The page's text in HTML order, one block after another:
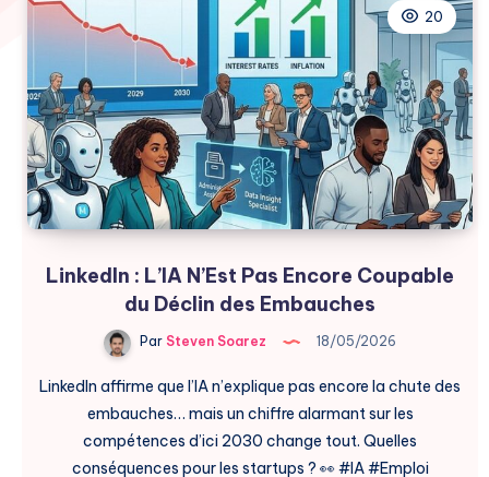
20
LinkedIn : L’IA N’Est Pas Encore Coupable
du Déclin des Embauches
Par Steven Soarez 18/05/2026
LinkedIn affirme que l’IA n’explique pas encore la chute des
embauches… mais un chiffre alarmant sur les
compétences d’ici 2030 change tout. Quelles
conséquences pour les startups ? 👀 #IA #Emploi